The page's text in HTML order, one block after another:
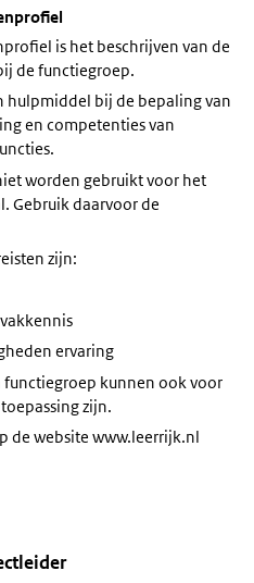
is het beschrijven van de
de functiegroep.
hulpmiddel bij de bepaling van
en competenties van
worden gebruikt voor het
Gebruik daarvoor de
zijn:
ervaring
functiegroep kunnen ook voor
zijn.
de website www.leerrijk.nl